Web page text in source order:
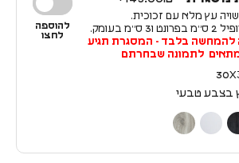
עץ מלא עם זכוכית.
ס״מ בעומק.
להמחשה בלבד - המסגרת תגיע
לתמונה שבחרתם
בצבע טבעי
טבעי
עץ בצבע שחור
עץ בצבע לבן
עץ בצבע כסף
להוספה
לחצו